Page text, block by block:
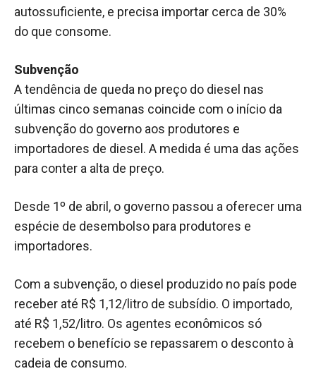
autossuficiente, e precisa importar cerca de 30%
do que consome.
Subvenção
A tendência de queda no preço do diesel nas
últimas cinco semanas coincide com o início da
subvenção do governo aos produtores e
importadores de diesel. A medida é uma das ações
para conter a alta de preço.
Desde 1º de abril, o governo passou a oferecer uma
espécie de desembolso para produtores e
importadores.
Com a subvenção, o diesel produzido no país pode
receber até R$ 1,12/litro de subsídio. O importado,
até R$ 1,52/litro. Os agentes econômicos só
recebem o benefício se repassarem o desconto à
cadeia de consumo.